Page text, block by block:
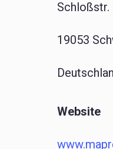
Schloßstr.
19053
Website